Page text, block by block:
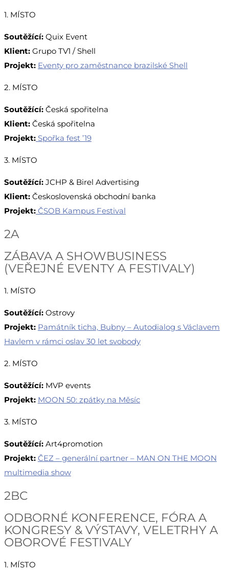
1. MÍSTO
Soutěžící: Quix Event
Klient: Grupo TV1 / Shell
Projekt: Eventy pro zaměstnance brazilské Shell
2. MÍSTO
Soutěžící: Česká spořitelna
Klient: Česká spořitelna
Projekt: Spořka fest ’19
3. MÍSTO
Soutěžící: JCHP & Birel Advertising
Klient: Československá obchodní banka
Projekt: ČSOB Kampus Festival
2A
ZÁBAVA A SHOWBUSINESS
(VEŘEJNÉ EVENTY A FESTIVALY)
1. MÍSTO
Soutěžící: Ostrovy
Projekt: Památník ticha, Bubny – Autodialog s Václavem
Havlem v rámci oslav 30 let svobody
2. MÍSTO
Soutěžící: MVP events
Projekt: MOON 50: zpátky na Měsíc
3. MÍSTO
Soutěžící: Art4promotion
Projekt: ČEZ – generální partner – MAN ON THE MOON
multimedia show
2BC
ODBORNÉ KONFERENCE, FÓRA A
KONGRESY & VÝSTAVY, VELETRHY A
OBOROVÉ FESTIVALY
1. MÍSTO